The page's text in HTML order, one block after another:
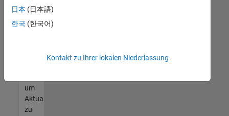
entsprechen,
werden
unseres
um
Aktualisierungen
zu
日本 (日本語)
한국 (한국어)
Kontakt zu Ihrer lokalen Niederlassung